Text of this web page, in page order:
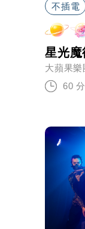
不插電
星光
大蘋果樂
60